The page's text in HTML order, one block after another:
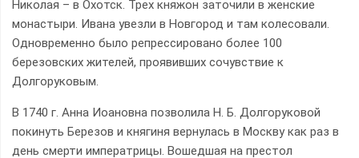
Николая – в Охотск. Трех княжон заточили в женские
монастыри. Ивана увезли в Новгород и там колесовали.
Одновременно было репрессировано более 100
березовских жителей, проявивших сочувствие к
Долгоруковым.
В 1740 г. Анна Иоановна позволила Н. Б. Долгоруковой
покинуть Березов и княгиня вернулась в Москву как раз в
день смерти императрицы. Вошедшая на престол